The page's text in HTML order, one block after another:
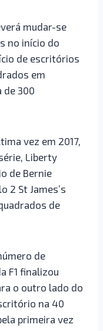
mudar-se
no início do
de escritórios
em
de 300
vez em 2017,
Liberty
de Bernie
2 St James’s
de
de
F1 finalizou
o outro lado do
na 40
primeira vez